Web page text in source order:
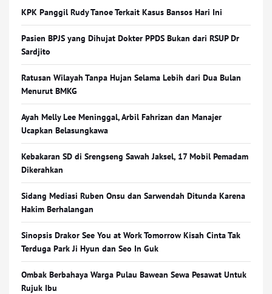
KPK Panggil Rudy Tanoe Terkait Kasus Bansos Hari Ini
Pasien BPJS yang Dihujat Dokter PPDS Bukan dari RSUP Dr
Sardjito
Ratusan Wilayah Tanpa Hujan Selama Lebih dari Dua Bulan
Menurut BMKG
Ayah Melly Lee Meninggal, Arbil Fahrizan dan Manajer
Ucapkan Belasungkawa
Kebakaran SD di Srengseng Sawah Jaksel, 17 Mobil Pemadam
Dikerahkan
Sidang Mediasi Ruben Onsu dan Sarwendah Ditunda Karena
Hakim Berhalangan
Sinopsis Drakor See You at Work Tomorrow Kisah Cinta Tak
Terduga Park Ji Hyun dan Seo In Guk
Ombak Berbahaya Warga Pulau Bawean Sewa Pesawat Untuk
Rujuk Ibu